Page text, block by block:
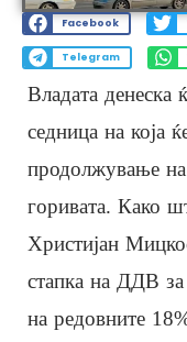
Facebook
Telegram
Владата денеска
седница на која
продолжување
горивата. Како
Христијан
стапка на ДДВ
на редовните